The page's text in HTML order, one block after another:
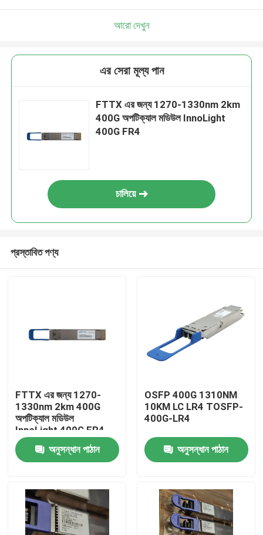
বাড়ি
পণ্য
আমাদের সম্পর্কে
আরো দেখুন
এর সেরা মূল্য পান
FTTX এর জন্য 1270-1330nm 2km
400G অপটিক্যাল মডিউল InnoLight
400G FR4
চালিয়ে
প্রস্তাবিত পণ্য
FTTX এর জন্য 1270-
1330nm 2km 400G
অপটিক্যাল মডিউল
InnoLight 400G FR4
অনুসন্ধান পাঠান
OSFP 400G 1310NM
10KM LC LR4 TOSFP-
400G-LR4
অনুসন্ধান পাঠান